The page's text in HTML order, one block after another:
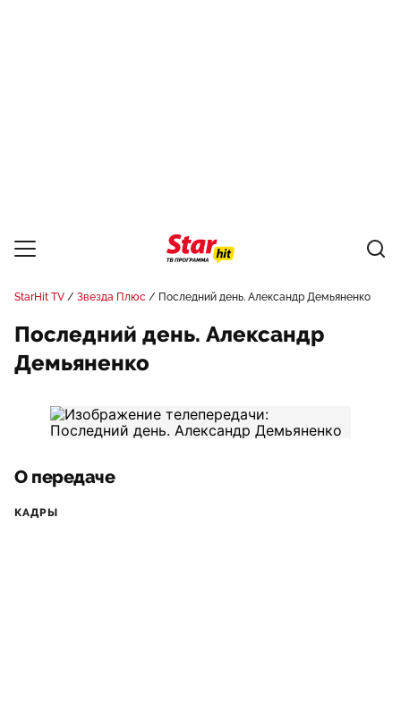
StarHit TV Звезда Плюс Последний день. Александр Демьяненко
Последний день. Александр
Демьяненко
О передаче
КАДРЫ